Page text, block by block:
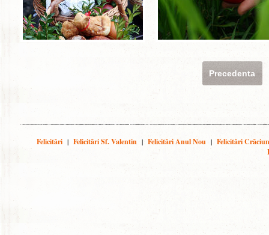
Precedenta
Felicitări | Felicitări Sf. Valentin | Felicitări Anul Nou | Felicitări